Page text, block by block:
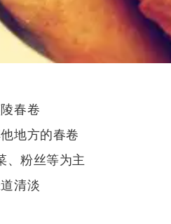
春卷
地方的春卷
、粉丝等为主
清淡